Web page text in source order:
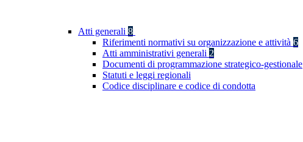
Atti generali 8
Riferimenti normativi su organizzazione e attività 6
Atti amministrativi generali 2
Documenti di programmazione strategico-gestionale
Statuti e leggi regionali
Codice disciplinare e codice di condotta